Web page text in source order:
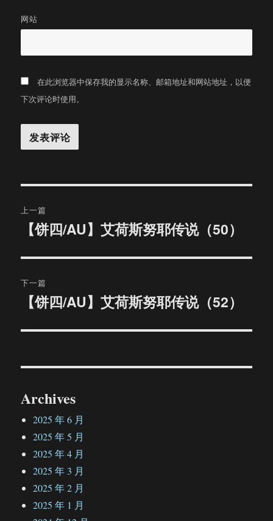
网站
在此浏览器中保存我的显示名称、邮箱地址和网站地址，以便
下次评论时使用。
章
航
上一篇
文
章：
【饼四/AU】艾荷斯努耶传说（50）
下一篇
文
【饼四/AU】艾荷斯努耶传说（52）
Archives
2025 年 6 月
2025 年 5 月
2025 年 4 月
2025 年 3 月
2025 年 2 月
2025 年 1 月